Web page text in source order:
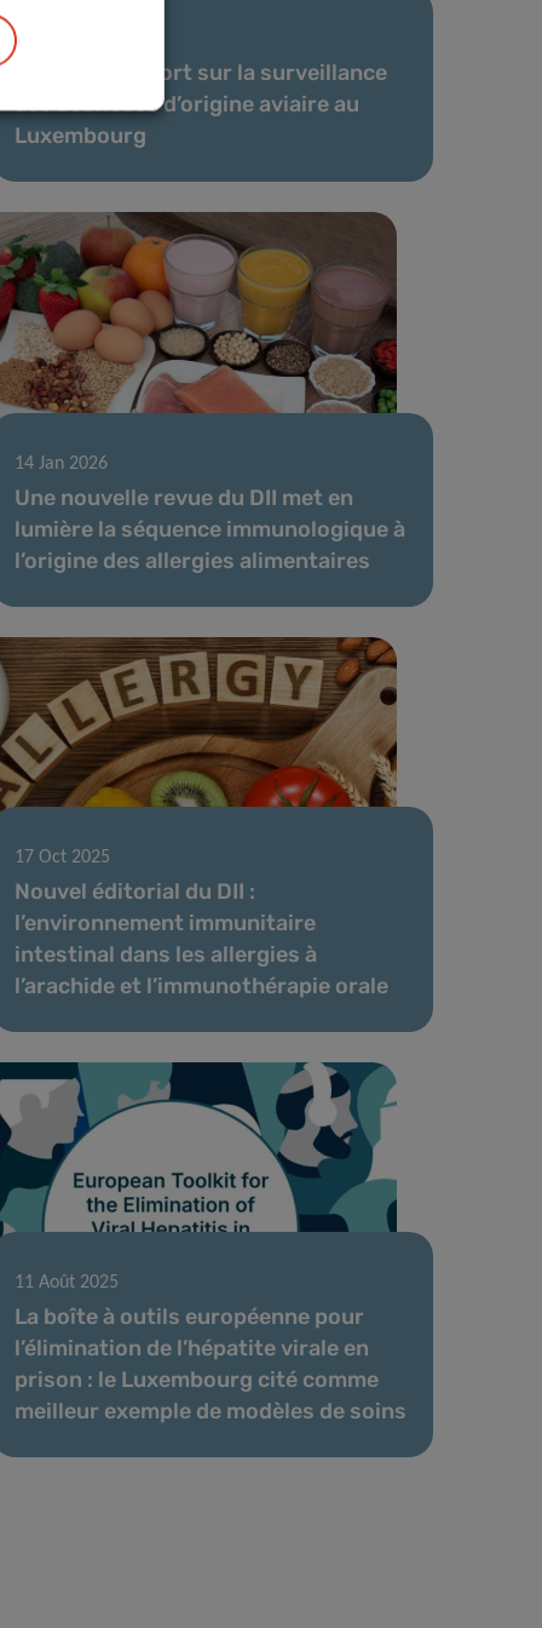
06 Fév 2026
Nouveau rapport sur la surveillance
des zoonoses d’origine aviaire au
Luxembourg
14 Jan 2026
Une nouvelle revue du DII met en
lumière la séquence immunologique à
l’origine des allergies alimentaires
17 Oct 2025
Nouvel éditorial du DII :
l’environnement immunitaire
intestinal dans les allergies à
l’arachide et l’immunothérapie orale
11 Août 2025
La boîte à outils européenne pour
l’élimination de l’hépatite virale en
prison : le Luxembourg cité comme
meilleur exemple de modèles de soins